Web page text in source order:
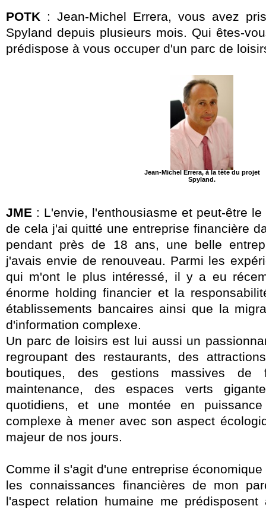
POTK : Jean-Michel Errera, vous avez
Spyland depuis plusieurs mois. Qui êtes-
prédispose à vous occuper d'un parc de
Jean-Michel Errera, à la tête du projet
Spyland.
JME : L'envie, l'enthousiasme et peut-être
de cela j'ai quitté une entreprise financière
pendant près de 18 ans, une belle
j'avais envie de renouveau. Parmi les
qui m'ont le plus intéressé, il y a eu
énorme holding financier et la
établissements bancaires ainsi que la
d'information complexe.
Un parc de loisirsest lui aussi un
regroupant des restaurants, des
boutiques, des gestions massives
maintenance, des espaces verts
quotidiens, et une montée en
complexe à mener avec son aspect
majeur de nos jours.
Comme il s'agit d'une entreprise
les connaissances financières de mon
l'aspect relation humaine me